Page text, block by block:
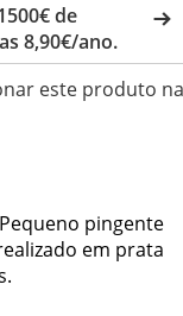
de
8,90€/ano.
este produto na
pingente
em prata